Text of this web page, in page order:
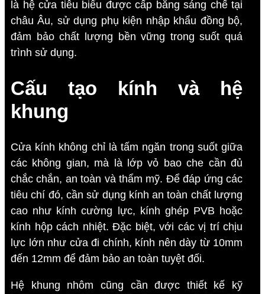
là hệ cửa tiêu biểu được cấp bằng sáng chế tại
châu Âu, sử dụng phụ kiện nhập khẩu đồng bộ,
đảm bảo chất lượng bền vững trong suốt quá
trình sử dụng.
Cấu tạo kính và hệ
khung
Cửa kính không chỉ là tấm ngăn trong suốt giữa
các không gian, mà là lớp vỏ bao che cần đủ
chắc chắn, an toàn và thẩm mỹ. Để đáp ứng các
tiêu chí đó, cần sử dụng kính an toàn chất lượng
cao như kính cường lực, kính ghép PVB hoặc
kính hộp cách nhiệt. Đặc biệt, với các vị trí chịu
lực lớn như cửa đi chính, kính nên dày từ 10mm
đến 12mm để đảm bảo an toàn tuyệt đối.
Hệ khung nhôm cũng cần được thiết kế kỹ